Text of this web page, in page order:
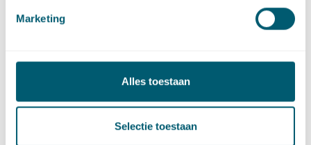
Marketing
Alles toestaan
Selectie toestaan
Contact